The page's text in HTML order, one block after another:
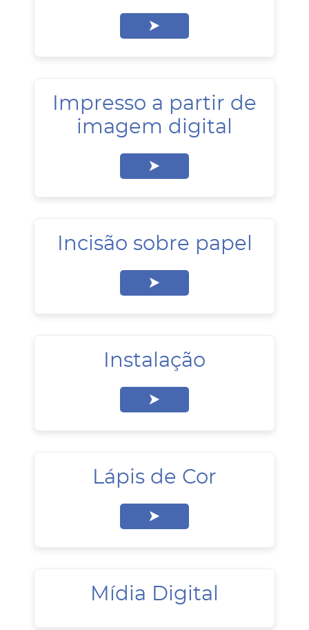
Impresso a partir de
imagem digital
Incisão sobre papel
Instalação
Lápis de Cor
Mídia Digital